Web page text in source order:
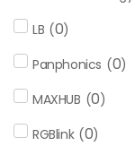
LB (0)
Panphonics (0)
MAXHUB (0)
RGBlink (0)